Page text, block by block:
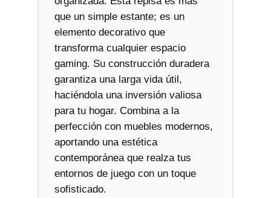
que un simple estante; es un
elemento decorativo que
transforma cualquier espacio
gaming. Su construcción duradera
garantiza una larga vida útil,
haciéndola una inversión valiosa
para tu hogar. Combina a la
perfección con muebles modernos,
aportando una estética
contemporánea que realza tus
entornos de juego con un toque
sofisticado.